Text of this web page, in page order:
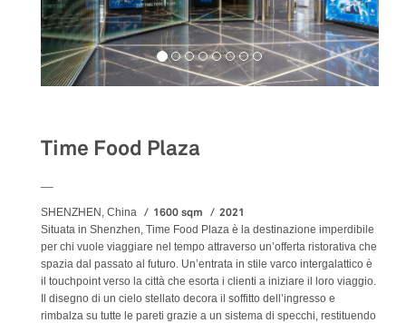
Time Food Plaza
SHENZHEN, China 1600 sqm 2021
Situata in Shenzhen, Time Food Plaza è la destinazione imperdibile
per chi vuole viaggiare nel tempo attraverso un’offerta ristorativa che
spazia dal passato al futuro. Un’entrata in stile varco intergalattico è
il touchpoint verso la città che esorta i clienti a iniziare il loro viaggio.
Il disegno di un cielo stellato decora il soffitto dell’ingresso e
rimbalza su tutte le pareti grazie a un sistema di specchi, restituendo